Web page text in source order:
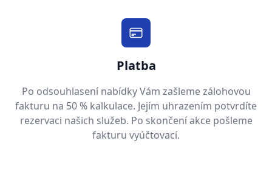
Platba
Po odsouhlasení nabídky Vám zašleme zálohovou
fakturu na 50 % kalkulace. Jejím uhrazením potvrdíte
rezervaci našich služeb. Po skončení akce pošleme
fakturu vyúčtovací.